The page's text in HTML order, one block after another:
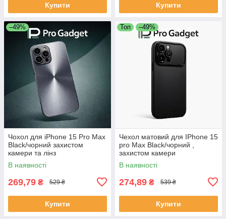
Купити Купити
–49%
Чохол для iPhone 15 Pro Max
Black/чорний захистом
камери та лінз
В наявності
269,79 ₴ 529 ₴
Купити
Топ –49%
Чехол матовий для IPhone 15
pro Max Black/чорний ,
захистом камери
В наявності
274,89 ₴ 539 ₴
Купити